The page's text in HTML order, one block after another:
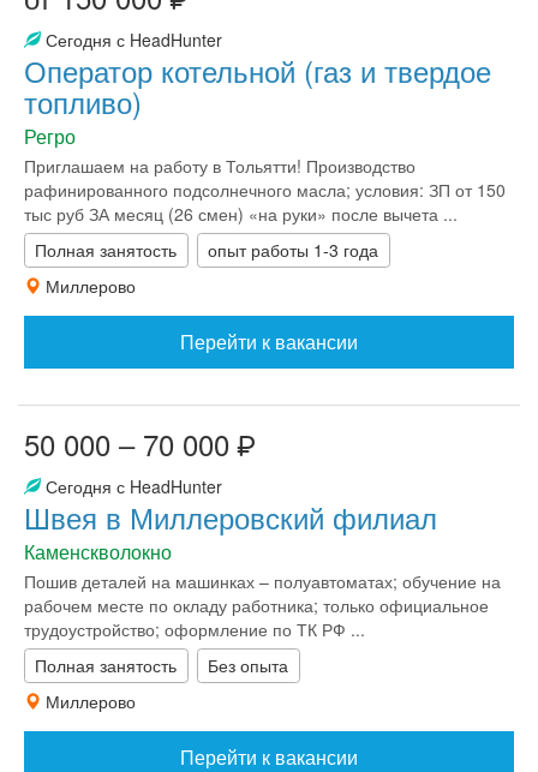
Сегодня с HeadHunter
Оператор котельной (газ и твердое
топливо)
Регро
Приглашаем на работу в Тольятти! Производство
рафинированного подсолнечного масла; условия: ЗП от 150
тыс руб ЗА месяц (26 смен) «на руки» после вычета ...
Полная занятость
опыт работы 1-3 года
Миллерово
Перейти к вакансии
50 000 – 70 000
Сегодня с HeadHunter
Швея в Миллеровский филиал
Каменскволокно
Пошив деталей на машинках – полуавтоматах; обучение на
рабочем месте по окладу работника; только официальное
трудоустройство; оформление по ТК РФ ...
Полная занятость
Без опыта
Миллерово
Перейти к вакансии